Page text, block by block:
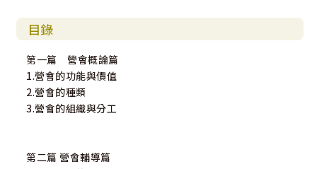
目錄
第一篇 營會概論篇
1.營會的功能與價值
2.營會的種類
3.營會的組織與分工
第二篇 營會輔導篇